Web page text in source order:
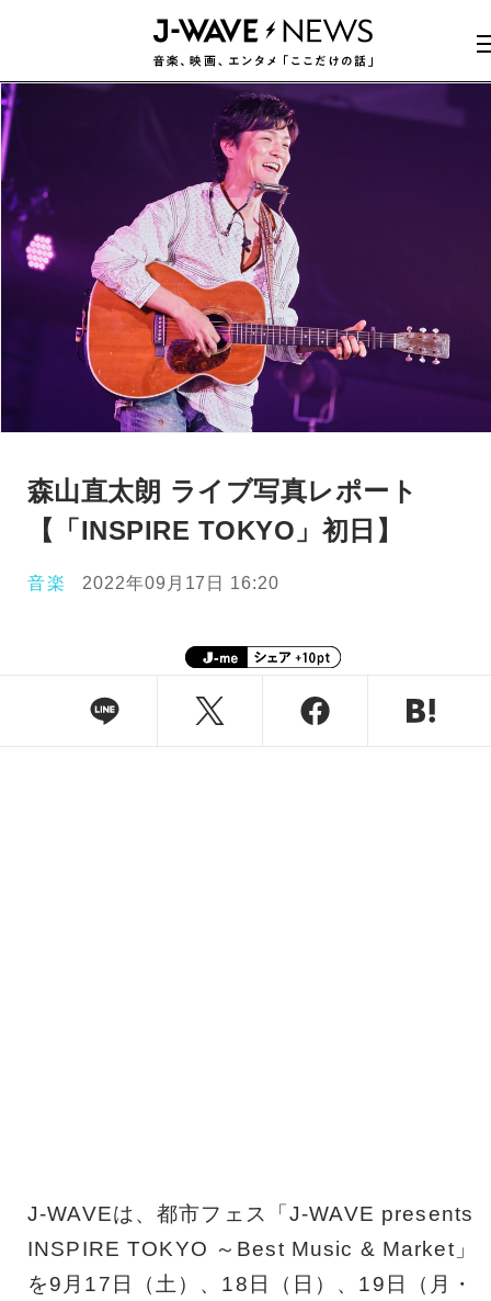
森山直太朗 ライブ写真レポート
【「INSPIRE TOKYO」初日】
音楽 2022年09月17日 16:20
J-WAVEは、都市フェス「J-WAVE presents
INSPIRE TOKYO ～Best Music & Market」
を9月17日（土）、18日（日）、19日（月・